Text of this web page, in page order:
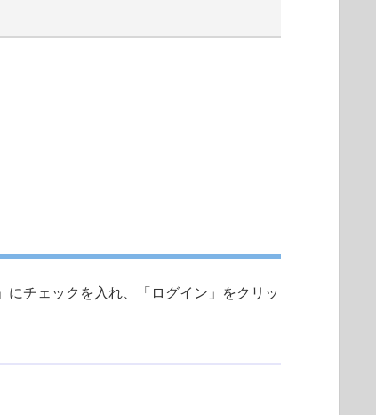
チェックを入れ、「ログイン」をクリッ